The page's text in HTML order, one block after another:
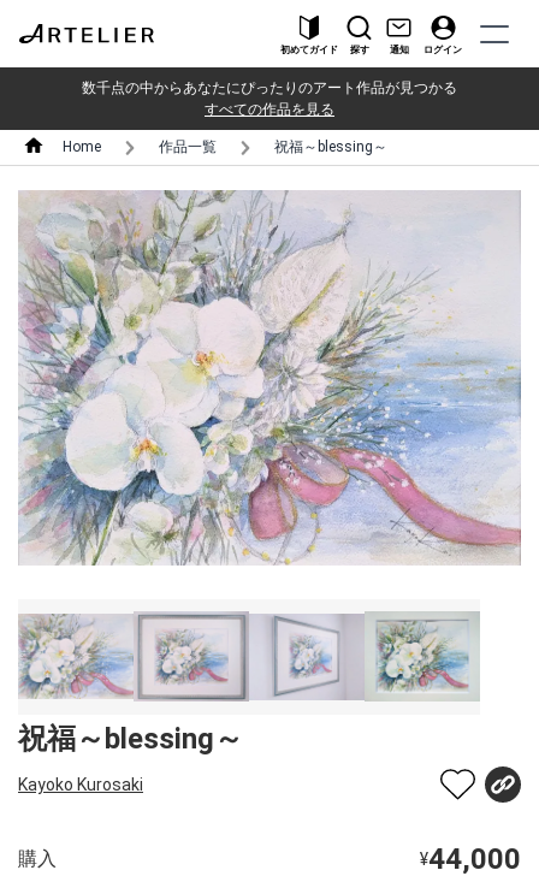
初めてガイド 探す 通知 ログイン
数千点の中からあなたにぴったりのアート作品が見つかる
すべての作品を見る
Home 作品一覧 祝福～blessing～
祝福～blessing～
Kayoko Kurosaki
購入 ¥44,000